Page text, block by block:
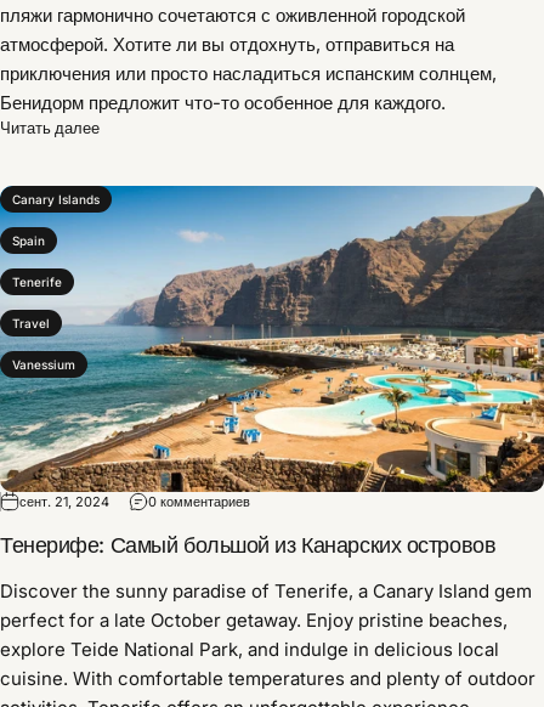
пляжи гармонично сочетаются с оживленной городской
атмосферой. Хотите ли вы отдохнуть, отправиться на
приключения или просто насладиться испанским солнцем,
Бенидорм предложит что-то особенное для каждого.
Читать далее
Canary Islands
Spain
Tenerife
Travel
Vanessium
сент. 21, 2024 0 комментариев
Тенерифе: Самый большой из Канарских островов
Discover the sunny paradise of Tenerife, a Canary Island gem
perfect for a late October getaway. Enjoy pristine beaches,
explore Teide National Park, and indulge in delicious local
cuisine. With comfortable temperatures and plenty of outdoor